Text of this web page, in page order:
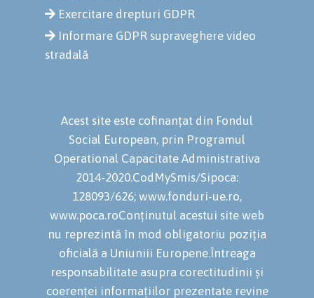
Exercitare drepturi GDPR
Informare GDPR supraveghere video
stradală
Acest site este cofinanțat din Fondul
Social European, prin Programul
Operational Capacitate Administrativa
2014-2020.CodMySmis/Sipoca:
128093/626; www.fonduri-ue.ro,
www.poca.roConținutul acestui site web
nu reprezintă în mod obligatoriu poziția
oficială a Uniuniii Europene.Întreaga
responsabilitate asupra corectitudinii și
coerenței informațiilor prezentate revine